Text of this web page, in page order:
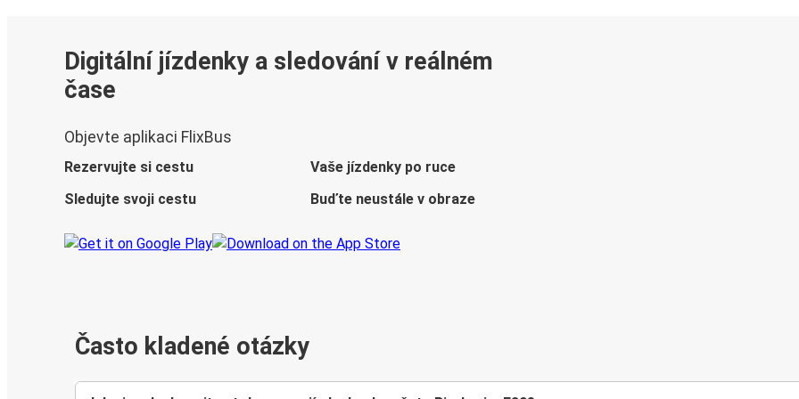
Digitální jízdenky a sledování v reálném
čase
Objevte aplikaci FlixBus
Rezervujte si cestu
Vaše jízdenky po ruce
Sledujte svoji cestu
Buďte neustále v obraze
Často kladené otázky